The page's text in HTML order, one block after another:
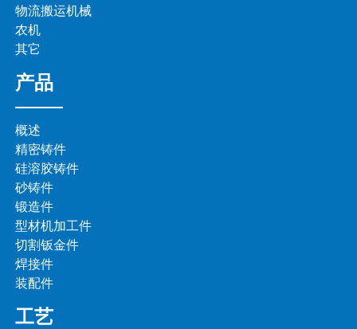
物流搬运机械
农机
其它
产品
概述
精密铸件
硅溶胶铸件
砂铸件
锻造件
型材机加工件
切割钣金件
焊接件
装配件
工艺